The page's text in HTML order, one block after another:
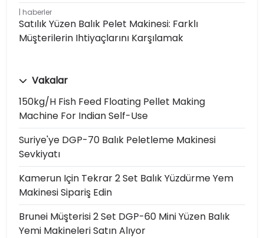
haberler
Satılık Yüzen Balık Pelet Makinesi: Farklı
Müşterilerin Ihtiyaçlarını Karşılamak
Vakalar
150kg/h Fish Feed Floating Pellet Making
Machine For Indian Self-Use
Suriye'ye DGP-70 Balık Peletleme Makinesi
Sevkiyatı
Kamerun Için Tekrar 2 Set Balık Yüzdürme Yem
Makinesi Sipariş Edin
Brunei Müşterisi 2 Set DGP-60 Mini Yüzen Balık
Yemi Makineleri Satın Alıyor